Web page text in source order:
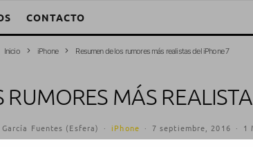
CONTACTO
Inicio iPhone Resumen de los rumores más realistas del iPhone 7
RUMORES MÁS
Fuentes (Esfera) · iPhone · 7 septiembre, 2016 · 1